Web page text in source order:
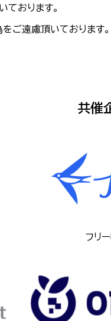
ております。
ご遠慮頂いております。
共催
フリ